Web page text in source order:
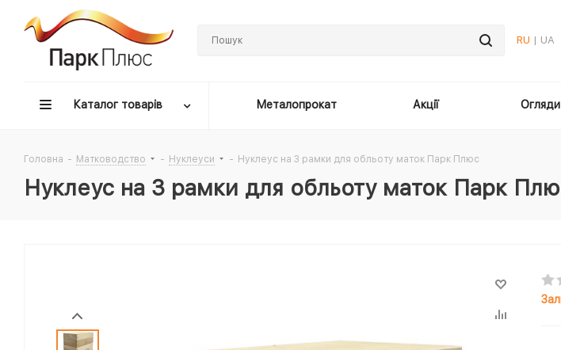
RU | UA
Каталог товарів Металопрокат Акції
Головна - Матководство - Нуклеуси - Нуклеус на 3 рамки для обльоту маток Парк Плюс
Нуклеус на 3 рамки для обльоту маток Парк